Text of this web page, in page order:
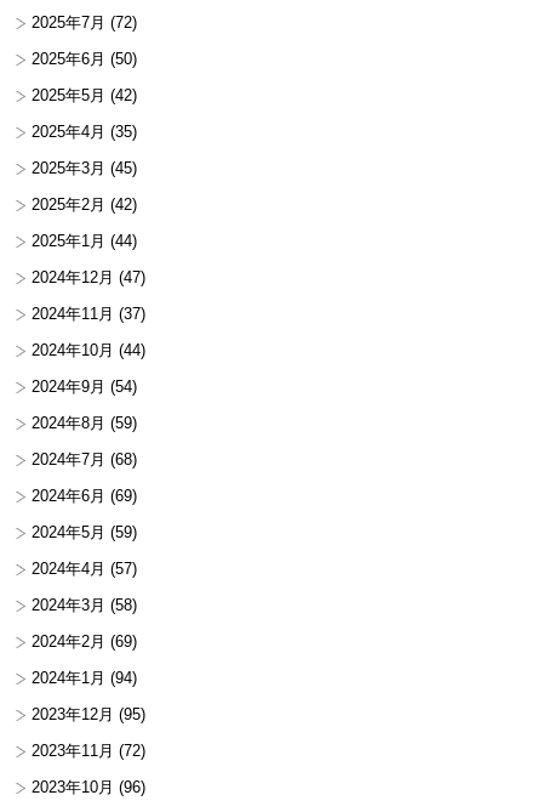
2025年7月 (72)
2025年6月 (50)
2025年5月 (42)
2025年4月 (35)
2025年3月 (45)
2025年2月 (42)
2025年1月 (44)
2024年12月 (47)
2024年11月 (37)
2024年10月 (44)
2024年9月 (54)
2024年8月 (59)
2024年7月 (68)
2024年6月 (69)
2024年5月 (59)
2024年4月 (57)
2024年3月 (58)
2024年2月 (69)
2024年1月 (94)
2023年12月 (95)
2023年11月 (72)
2023年10月 (96)